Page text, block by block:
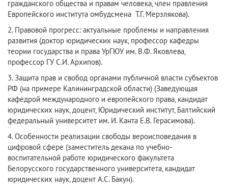
гражданского общества и правам человека, член правления
Европейского института омбудсмена Т.Г. Мерзлякова).
2. Правовой прогресс: актуальные проблемы и направления
развития (доктор юридических наук, профессор кафедры
теории государства и права УрГЮУ им. В.Ф. Яковлева,
профессор ГУ С.И. Архипов).
3. Защита прав и свобод органами публичной власти субъектов
РФ (на примере Калининградской области) (Заведующая
кафедрой международного и европейского права, кандидат
юридических наук, доцент, Юридический институт, Балтийский
федеральный университет им. И. Канта Е.В. Герасимова).
4. Особенности реализации свободы вероисповедания в
цифровой сфере (заместитель декана по учебно-
воспитательной работе юридического факультета
Белорусского государственного университета, кандидат
юридических наук, доцент А.С. Бакун).